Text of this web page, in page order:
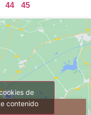
44 45
de
contenido